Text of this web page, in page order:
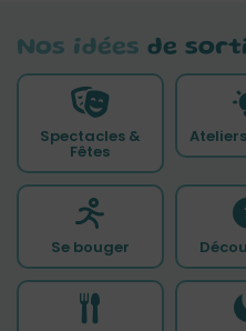
Nos idées de
Spectacles &
Fêtes
Se bouger